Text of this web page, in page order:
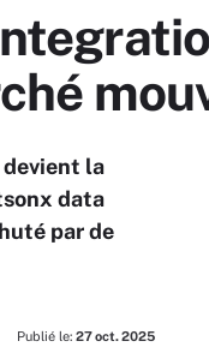
devient la
data
par de
Publié le: 27 oct. 2025